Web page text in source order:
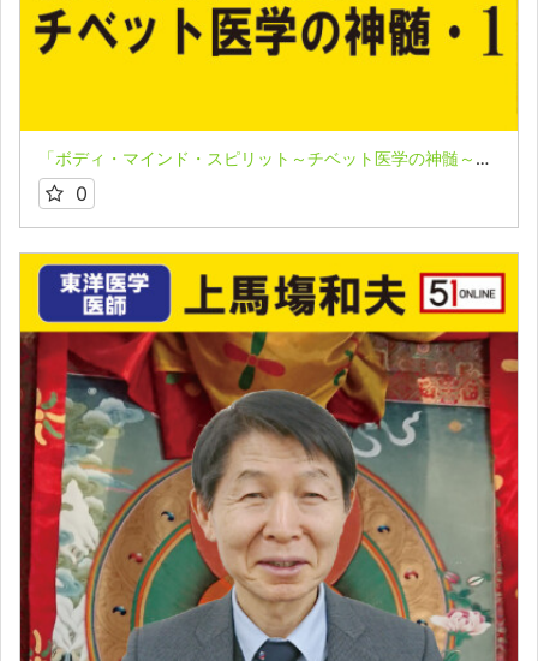
「ボディ・マインド・スピリット～チベット医学の神髄～」vol.1★上馬塲和夫
0